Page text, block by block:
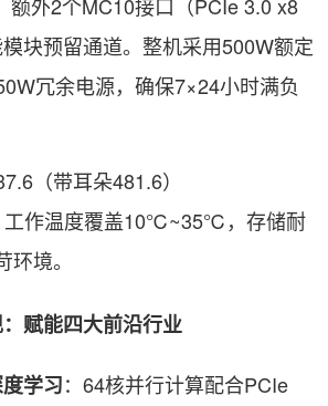
块预留通道。整机采用500W额定
冗余电源，确保7×24小时满负
（带耳朵481.6）
工作温度覆盖10℃~35℃，存储耐
境。
赋能四大前沿行业
学习：64核并行计算配合PCIe